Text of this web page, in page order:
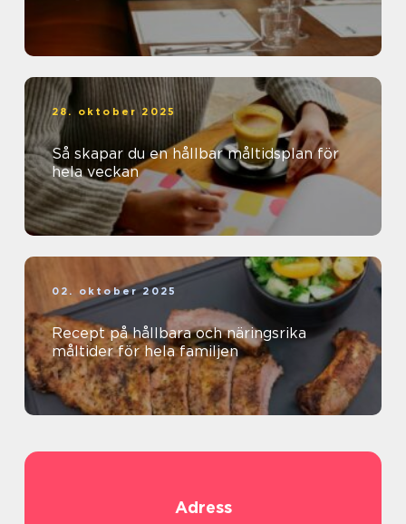
28. oktober 2025
Så skapar du en hållbar måltidsplan för
hela veckan
02. oktober 2025
Recept på hållbara och näringsrika
måltider för hela familjen
Adress